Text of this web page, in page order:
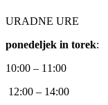
URADNE URE
ponedeljek in torek:
10:00 – 11:00
12:00 – 14:00